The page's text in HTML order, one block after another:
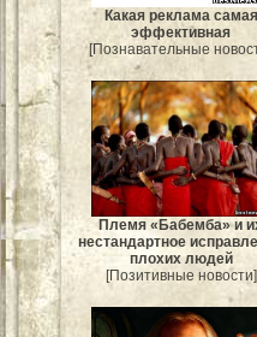
Какая реклама самая
эффективная
[Познавательные
Племя «Бабемба» и
нестандартное
плохих людей
[Позитивные новости]